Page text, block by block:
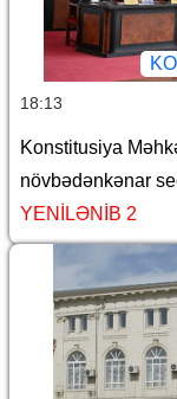
18:13
Konstitusiya
növbədənkənar
YENİLƏNİB 2